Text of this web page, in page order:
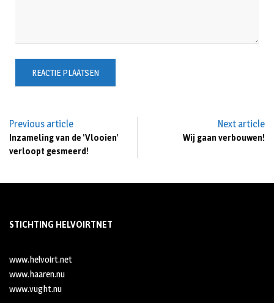
Previous article
Inzameling van de 'Vlooien'
verloopt gesmeerd!
Next article
Wij gaan verbouwen!
STICHTING HELVOIRTNET
www.helvoirt.net
www.haaren.nu
www.vught.nu